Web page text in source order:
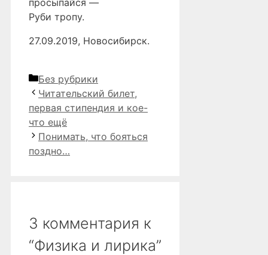
просыпайся —
Руби тропу.
27.09.2019, Новосибирск.
Рубрики
Без рубрики
Читательский билет,
первая стипендия и кое-
что ещё
Понимать, что бояться
поздно…
3 комментария к
“Физика и лирика”